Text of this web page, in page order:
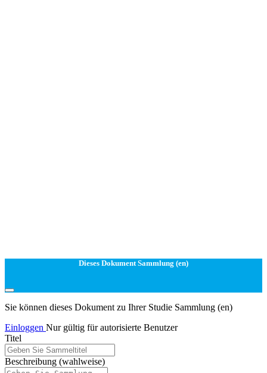
Dieses Dokument Sammlung (en)
Sie können dieses Dokument zu Ihrer Studie Sammlung (en)
Einloggen Nur gültig für autorisierte Benutzer
Titel
Beschreibung (wahlweise)